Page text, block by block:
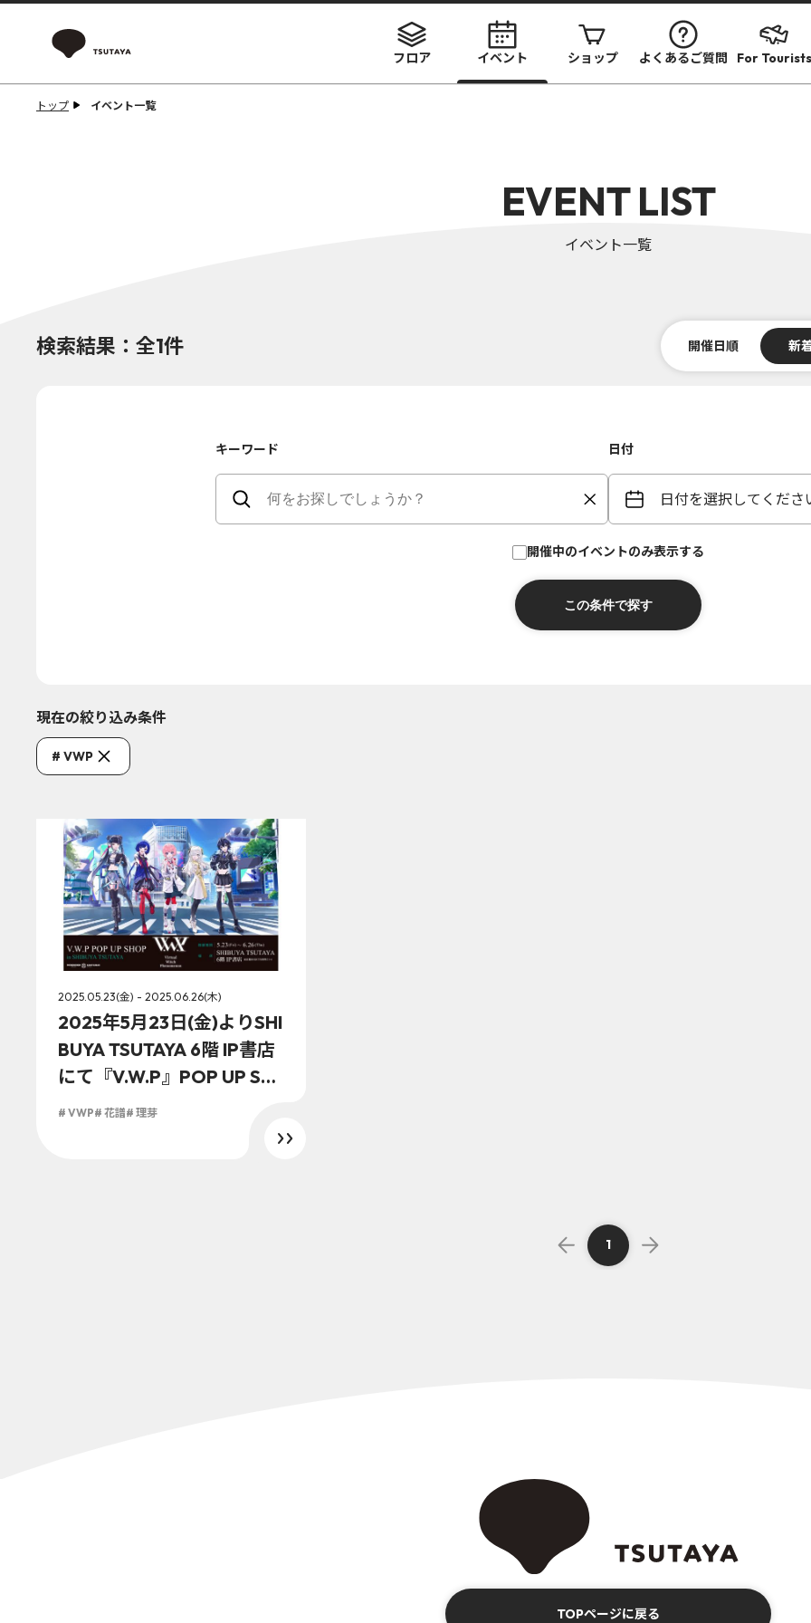
フロア イベント ショップ よくあるご質問 For Tourists
トップ イベント一覧
EVENT LIST
イベント一覧
検索結果：全1件 開催日順 新
キーワード 日付
日付を選択してくださ
開催中のイベントのみ表示する
現在の絞り込み条件
# VWP
2025.05.23(金) - 2025.06.26(木)
2025年5月23日(金)よりSHI
BUYA TSUTAYA 6階 IP書店
にて『V.W.P』POP UP SH
OP in SHIBUYA TSUTAYA
# VWP# 花譜# 理芽
1
TOPページに戻る